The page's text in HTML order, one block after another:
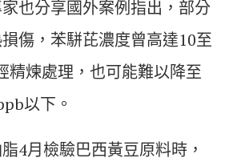
也分享國外案例指出，部分
傷，苯駢芘濃度曾高達10至
精煉處理，也可能難以降至
以下。
4月檢驗巴西黃豆原料時，